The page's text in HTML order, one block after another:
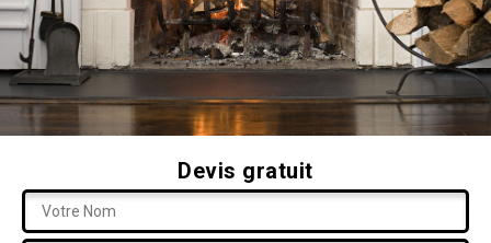
Devis gratuit